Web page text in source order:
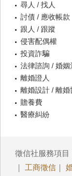
尋人 / 找人
討債 / 應收帳款
跟人 / 跟蹤
侵害配偶權
投資詐騙
法律諮詢 / 婚姻
離婚證人
離婚設計 / 離婚
贍養費
醫療糾紛
徵信社服務項目
工商徵信